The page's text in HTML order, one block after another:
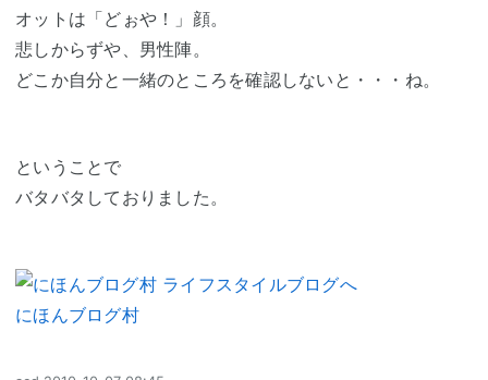
オットは「どぉや！」顔。
悲しからずや、男性陣。
どこか自分と一緒のところを確認しないと・・・ね。
ということで
バタバタしておりました。
にほんブログ村